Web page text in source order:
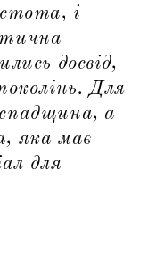
і
досвід,
Для
а
яка має
для